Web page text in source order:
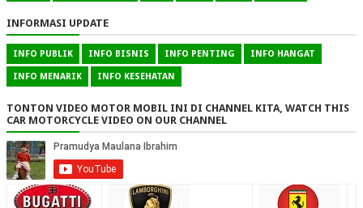
INFORMASI UPDATE
INFO PUBLIK INFO BISNIS INFO PENTING INFO HANGAT
INFO MENARIK INFO KESEHATAN
TONTON VIDEO MOTOR MOBIL INI DI CHANNEL KITA, WATCH THIS
CAR MOTORCYCLE VIDEO ON OUR CHANNEL